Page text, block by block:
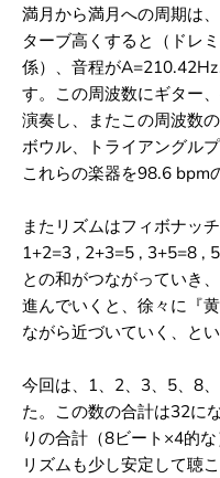
ン
ポ
と
フ
ィ
ボ
ナ
ッ
チ
リ
ズ
ム
ン
ポ
と
フ
ィ
ボ
ナ
ッ
チ
リ
ズ
ム
満月から満月への周期は
ターブ高くすると（ドレ
係）、音程が
す。この周波数にギター
演奏し、またこの周波数
ボウル、トライアングル
これらの楽器を98.6 bpm
またリズムはフィボナッ
1+2=3 , 2+3=5 , 3+5=8 ,
との和がつながっていき
進んでいくと、徐々に『
ながら近づいていく、と
今回は、1、2、3、5、8
た。この数の合計は32に
りの合計（8ビート×4的
リズムも少し安定して聴